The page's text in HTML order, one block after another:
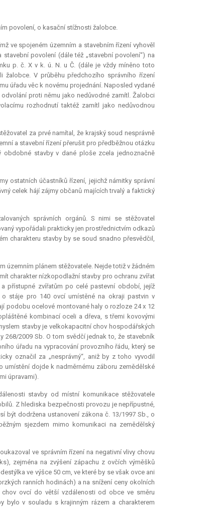
povolení, o kasační stížnosti žalobce.
ve spojeném územním a stavebním řízení vyhověl
povolení (dále též „stavební povolení“) na
p. č. X v k. ú. N. u Č. (dále je vždy míněno toto
žalobce. V průběhu předchozího správního řízení
úřadu věc k novému projednání. Naposled vydané
proti němu jako nedůvodné zamítl. Žalobci
rozhodnutí taktéž zamítl jako nedůvodnou
za prvé namítal, že krajský soud nesprávně
a stavební řízení přerušit pro předběžnou otázku
obdobné stavby v dané ploše zcela jednoznačně
ostatních účastníků řízení, jejichž námitky správní
celek hájí zájmy občanů majících trvalý a faktický
správních orgánů. S nimi se stěžovatel
vypořádali prakticky jen prostřednictvím odkazů
charakteru stavby by se soud snadno přesvědčil,
územním plánem stěžovatele. Nejde totiž v žádném
charakter nízkopodlažní stavby pro ochranu zvířat
přístupné zvířatům po celé pastevní období, jejíž
stáje pro 140 ovcí umístěné na okraji pastvin v
podobu ocelové montované haly o rozloze 24 x 12
kombinací oceli a dřeva, s třemi kovovými
stavby je velkokapacitní chov hospodářských
268/2009 Sb. O tom svědčí jednak to, že stavebník
úřadu na vypracování provozního řádu, který se
označil za „nesprávný“, aniž by z toho vyvodil
umístění dojde k nadměrnému záboru zemědělské
úpravami).
stavby od místní komunikace stěžovatele
Z hlediska bezpečnosti provozu je nepřípustné,
být dodržena ustanovení zákona č. 13/1997 Sb., o
sjezdem mimo komunikaci na zemědělský
ve správním řízení na negativní vlivy chovu
zejména na zvýšení zápachu z ovčích výměšků
ve výšce 50 cm, ve které by se však ovce ani
ranních hodinách) a na snížení ceny okolních
chov ovcí do větší vzdálenosti od obce ve směru
bylo v souladu s krajinným rázem a charakterem